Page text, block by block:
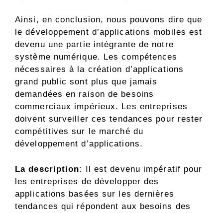
Ainsi, en conclusion, nous pouvons dire que
le développement d’applications mobiles est
devenu une partie intégrante de notre
système numérique. Les compétences
nécessaires à la création d’applications
grand public sont plus que jamais
demandées en raison de besoins
commerciaux impérieux. Les entreprises
doivent surveiller ces tendances pour rester
compétitives sur le marché du
développement d’applications.
La description: Il est devenu impératif pour
les entreprises de développer des
applications basées sur les dernières
tendances qui répondent aux besoins des